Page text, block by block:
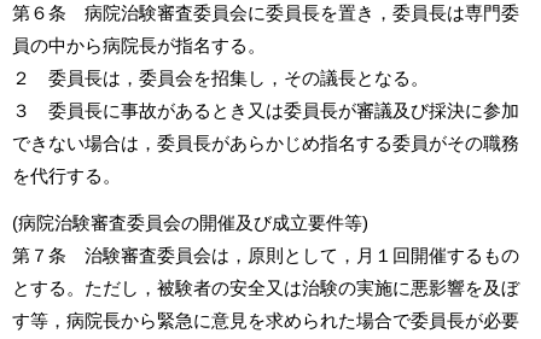
第６条 病院治験審査委員会に委員長を置き，委員長は専門委
員の中から病院長が指名する。
２ 委員長は，委員会を招集し，その議長となる。
３ 委員長に事故があるとき又は委員長が審議及び採決に参加
できない場合は，委員長があらかじめ指名する委員がその職務
を代行する。
(病院治験審査委員会の開催及び成立要件等)
第７条 治験審査委員会は，原則として，月１回開催するもの
とする。ただし，被験者の安全又は治験の実施に悪影響を及ぼ
す等，病院長から緊急に意見を求められた場合で委員長が必要